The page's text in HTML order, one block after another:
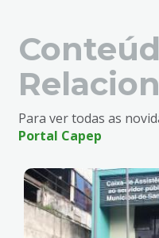
Para ver todas as
Portal Capep